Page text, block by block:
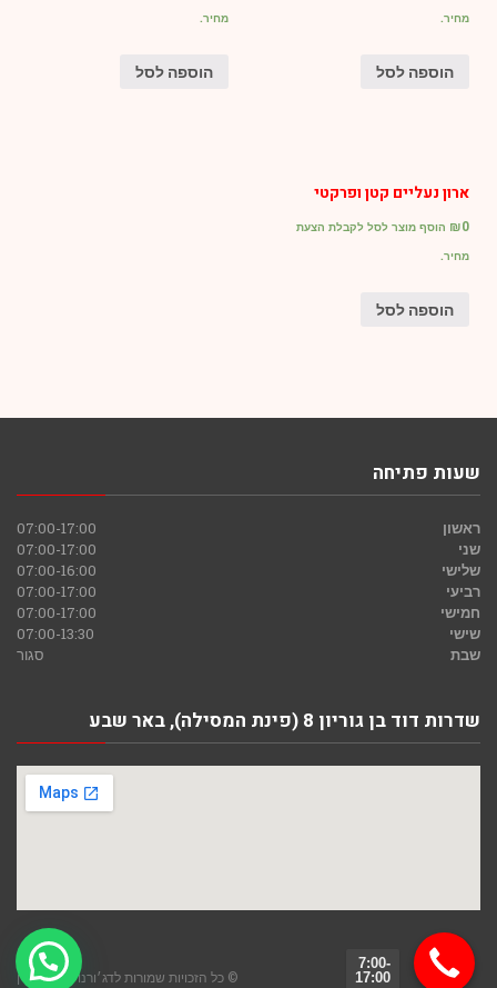
מחיר.
הוספה לסל
מחיר.
הוספה לסל
ארון נעליים קטן ופרקטי
₪0
הוסף מוצר לסל לקבלת הצעת
מחיר.
הוספה לסל
שעות פתיחה
ראשון
07:00-17:00
שני
07:00-17:00
שלישי
07:00-16:00
רביעי
07:00-17:00
חמישי
07:00-17:00
שישי
07:00-13:30
שבת
סגור
שדרות דוד בן גוריון 8 (פינת המסילה), באר שבע
© כל הזכויות שמורות לדג׳ורנו חומרי בניין
7:00-
17:00
גלילה